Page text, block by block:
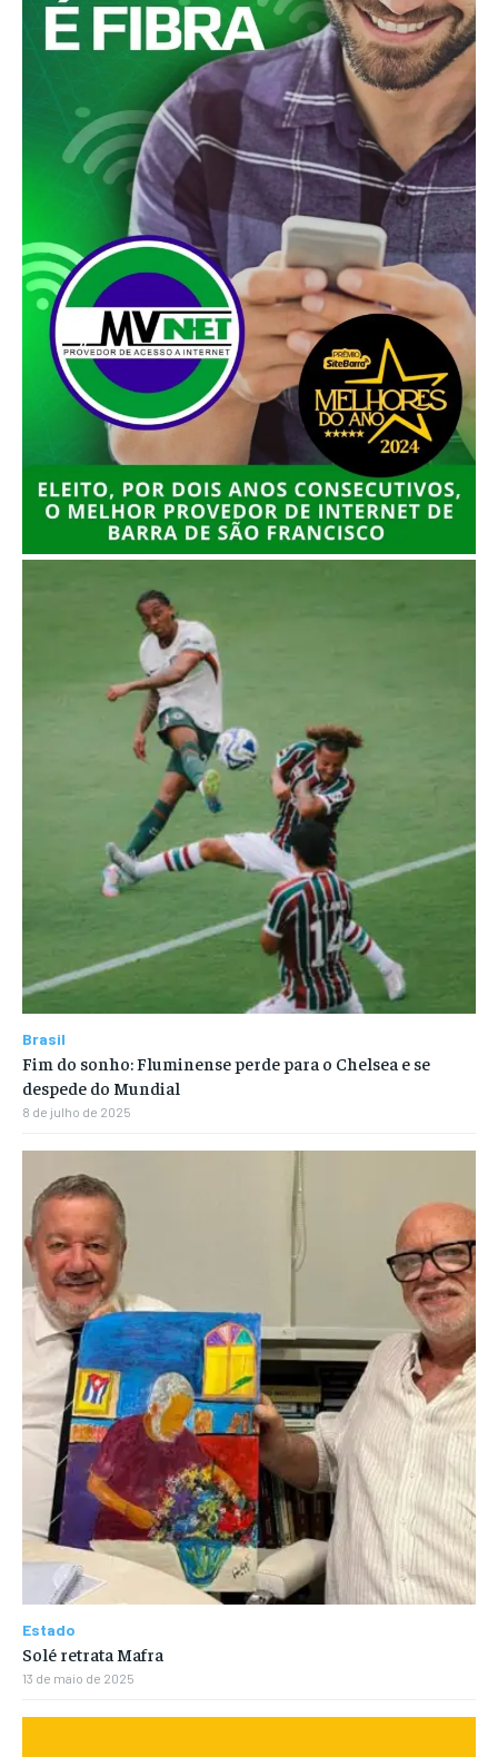
Brasil
Fim do sonho: Fluminense perde para o Chelsea e se
despede do Mundial
8 de julho de 2025
Estado
Solé retrata Mafra
13 de maio de 2025